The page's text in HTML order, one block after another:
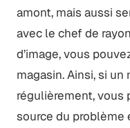
amont, mais aussi
avec le chef de
d’image, vous
magasin. Ainsi, si
régulièrement, vous
source du problème